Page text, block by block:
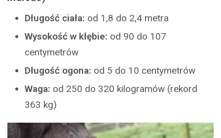
Długość ciała: od 1,8 do 2,4 metra
Wysokość w kłębie: od 90 do 107
centymetrów
Długość ogona: od 5 do 10 centymetrów
Waga: od 250 do 320 kilogramów (rekord
363 kg)